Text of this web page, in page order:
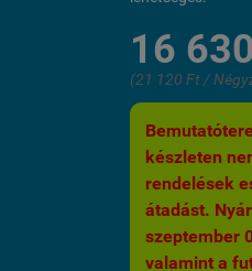
16
(21 120 Ft /
készleten
rendelések
átadást.
szeptember
valamint a